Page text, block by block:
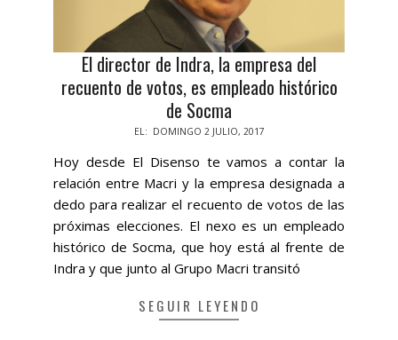
El director de Indra, la empresa del
recuento de votos, es empleado histórico
de Socma
EL: DOMINGO 2 JULIO, 2017
Hoy desde El Disenso te vamos a contar la
relación entre Macri y la empresa designada a
dedo para realizar el recuento de votos de las
próximas elecciones. El nexo es un empleado
histórico de Socma, que hoy está al frente de
Indra y que junto al Grupo Macri transitó
SEGUIR LEYENDO